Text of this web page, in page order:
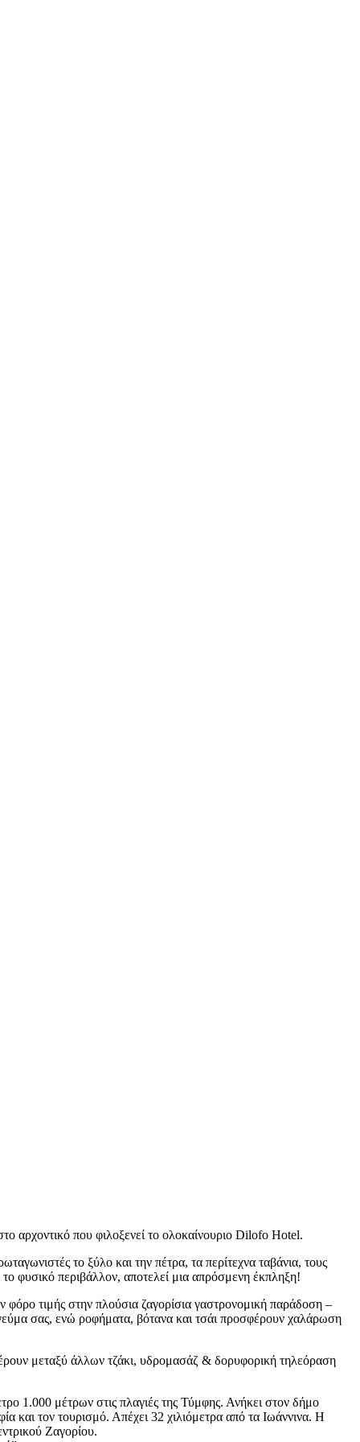
αρχοντικό που φιλοξενεί το ολοκαίνουριο Dilofo Hotel.
το ξύλο και την πέτρα, τα περίτεχνα ταβάνια, τους
φυσικό περιβάλλον, αποτελεί μια απρόσμενη έκπληξη!
τιμής στην πλούσια ζαγορίσια γαστρονομική παράδοση –
σας, ενώ ροφήματα, βότανα και τσάι προσφέρουν χαλάρωση
μεταξύ άλλων τζάκι, υδρομασάζ & δορυφορική τηλεόραση
1.000 μέτρων στις πλαγιές της Τύμφης. Ανήκει στον δήμο
και τον τουρισμό. Απέχει 32 χιλιόμετρα από τα Ιωάννινα. Η
Ζαγορίου.